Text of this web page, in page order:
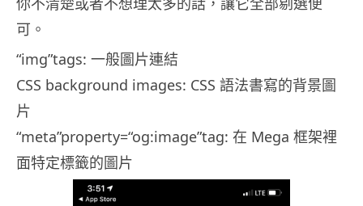
可。
“img”tags: 一般圖片連結
CSS background images: CSS 語法書寫的背景圖
片
“meta”property=“og:image”tag: 在 Mega 框架裡
面特定標籤的圖片